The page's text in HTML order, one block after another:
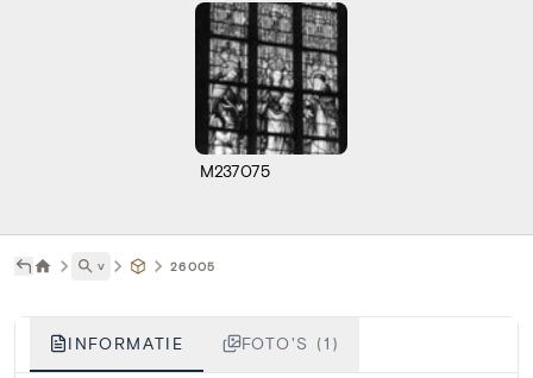
M237075
˅ 26005
INFORMATIE FOTO'S (1)